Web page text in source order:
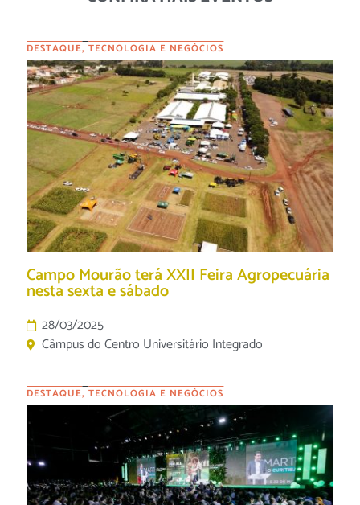
DESTAQUE,TECNOLOGIA E NEGÓCIOS
Campo Mourão terá XXII Feira Agropecuária
nesta sexta e sábado
28/03/2025
Câmpus do Centro Universitário Integrado
DESTAQUE,TECNOLOGIA E NEGÓCIOS